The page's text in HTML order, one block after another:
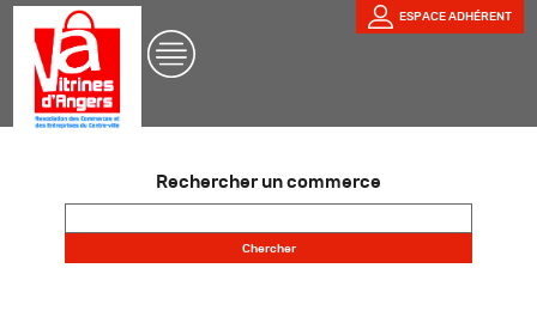
ESPACE ADHÉRENT
Rechercher un commerce